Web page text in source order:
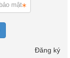
Đăng ký